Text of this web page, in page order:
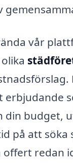
vår
erbjudande
din budget,
på att söka
redan